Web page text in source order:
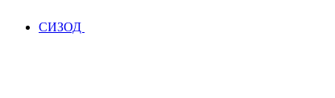
СИЗОД